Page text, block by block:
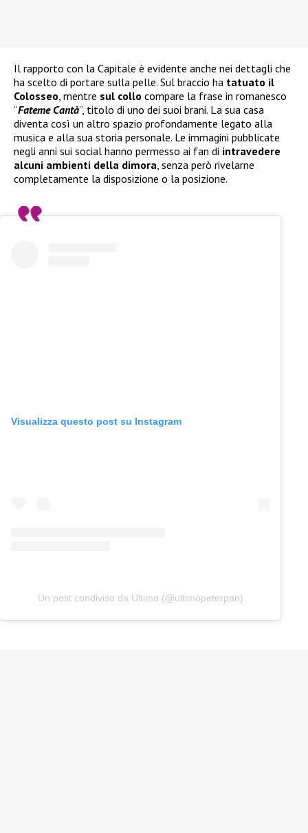
Il rapporto con la Capitale è evidente anche nei dettagli che
ha scelto di portare sulla pelle. Sul braccio ha tatuato il
Colosseo, mentre sul collo compare la frase in romanesco
“Fateme Cantà”, titolo di uno dei suoi brani. La sua casa
diventa così un altro spazio profondamente legato alla
musica e alla sua storia personale. Le immagini pubblicate
negli anni sui social hanno permesso ai fan di intravedere
alcuni ambienti della dimora, senza però rivelarne
completamente la disposizione o la posizione.
Visualizza questo post su Instagram
Un post condiviso da Ultimo (@ultimopeterpan)